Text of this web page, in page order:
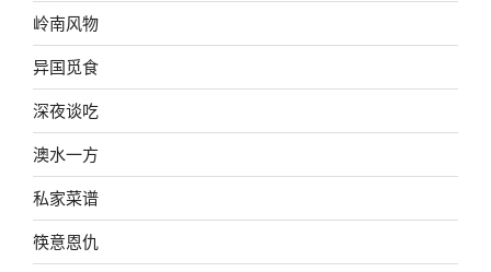
岭南风物
异国觅食
深夜谈吃
澳水一方
私家菜谱
筷意恩仇